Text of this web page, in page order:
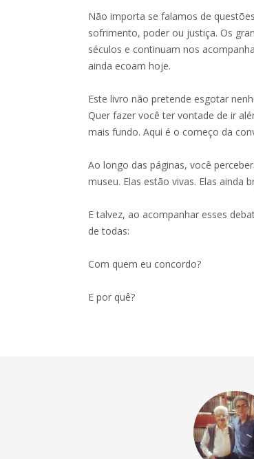
Não importa se falamos de
sofrimento, poder ou justiça. Os
séculos e continuam nos
ainda ecoam hoje.
Este livro não pretende esgotar
Quer fazer você ter vontade de ir
mais fundo. Aqui é o começo da
Ao longo das páginas, você
museu. Elas estão vivas. Elas ainda
E talvez, ao acompanhar esses
de todas:
Com quem eu concordo?
E por quê?